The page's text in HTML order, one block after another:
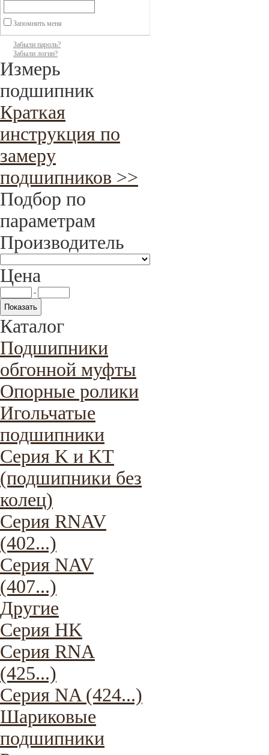
Запомнить меня
Забыли пароль?
Забыли логин?
Измерь
подшипник
Краткая
инструкция по
замеру
подшипников >>
Подбор по
параметрам
Производитель
Цена
-
Каталог
Подшипники
обгонной муфты
Опорные ролики
Игольчатые
подшипники
Серия K и KT
(подшипники без
колец)
Серия RNAV
(402...)
Серия NAV
(407...)
Другие
Серия HK
Серия RNA
(425...)
Серия NA (424...)
Шариковые
подшипники